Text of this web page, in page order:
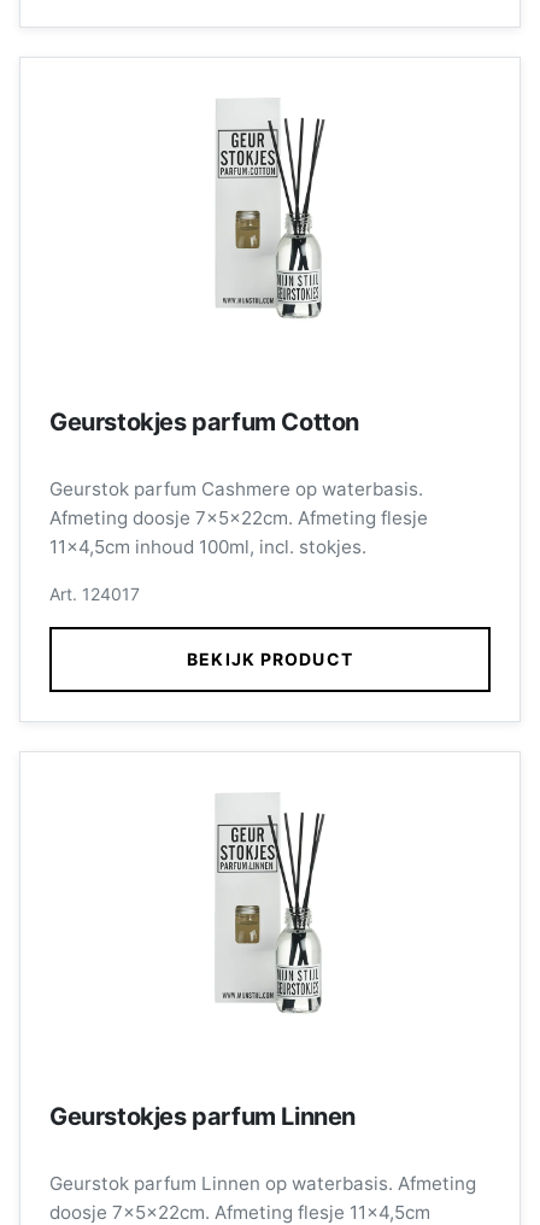
Geurstokjes parfum Cotton
Geurstok parfum Cashmere op waterbasis.
Afmeting doosje 7x5x22cm. Afmeting flesje
11x4,5cm inhoud 100ml, incl. stokjes.
Art. 124017
BEKIJK PRODUCT
Geurstokjes parfum Linnen
Geurstok parfum Linnen op waterbasis. Afmeting
doosje 7x5x22cm. Afmeting flesje 11x4,5cm